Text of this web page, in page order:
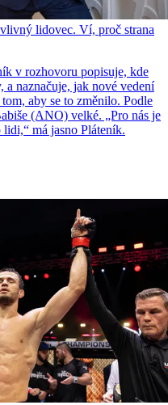
lidovec. Ví, proč strana
v rozhovoru popisuje, kde
naznačuje, jak nové vedení
aby se to změnilo. Podle
(ANO) velké. „Pro nás je
má jasno Pláteník.